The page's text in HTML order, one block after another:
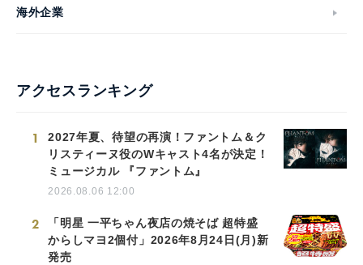
海外企業
アクセスランキング
1
2027年夏、待望の再演！ファントム＆ク
リスティーヌ役のWキャスト4名が決定！
ミュージカル 『ファントム』
2026.08.06 12:00
2
「明星 一平ちゃん夜店の焼そば 超特盛
からしマヨ2個付」2026年8月24日(月)新
発売